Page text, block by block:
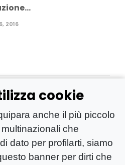
cookie
anche il più piccolo
che
dato per profilarti, siamo
banner per dirti che
2016